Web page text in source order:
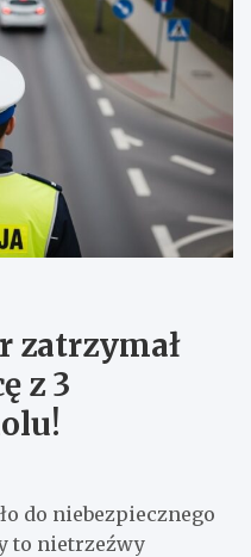
zatrzymał
z 3
do niebezpiecznego
to nietrzeźwy